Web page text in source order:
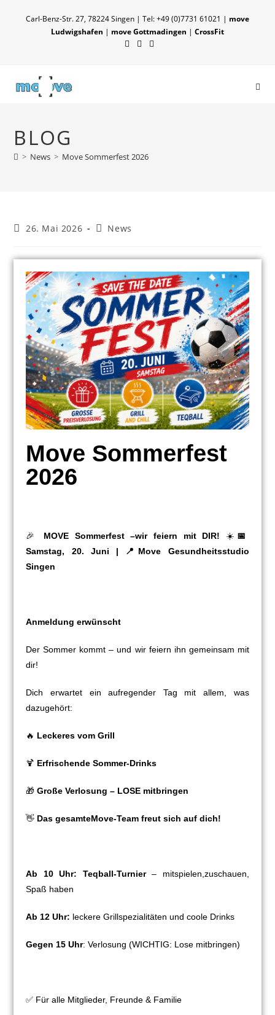
Carl-Benz-Str. 27, 78224 Singen | Tel: +49 (0)7731 61021 | move
Ludwigshafen | move Gottmadingen | CrossFit
BLOG
> News > Move Sommerfest 2026
26. Mai 2026 News
Move Sommerfest
2026
🎉 MOVE Sommerfest –wir feiern mit DIR! ☀️ 📅
Samstag, 20. Juni |
📍Move Gesundheitsstudio
Singen
Anmeldung erwünscht
Der Sommer kommt – und wir feiern ihn gemeinsam mit
dir!
Dich erwartet ein aufregender Tag mit allem, was
dazugehört:
🔥 Leckeres vom Grill
🍹 Erfrischende Sommer-Drinks
🎁Große Verlosung – LOSE mitbringen
👋 Das gesamteMove-Team freut sich auf dich!
Ab 10 Uhr: Teqball-Turnier– mitspielen,zuschauen,
Spaß haben
Ab 12 Uhr: leckere Grillspezialitäten und coole Drinks
Gegen 15 Uhr: Verlosung (WICHTIG: Lose mitbringen)
✅ Für alle Mitglieder, Freunde & Familie